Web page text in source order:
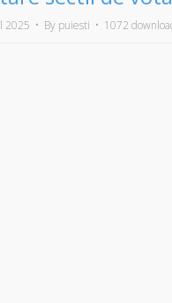
2025 By puiesti 1072